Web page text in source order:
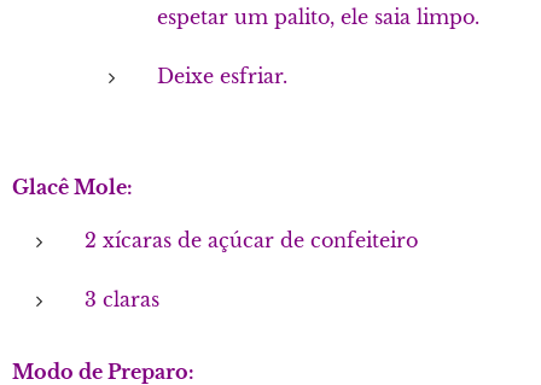
espetar um palito, ele saia limpo.
Deixe esfriar.
Glacê Mole:
2 xícaras de açúcar de confeiteiro
3 claras
Modo de Preparo: